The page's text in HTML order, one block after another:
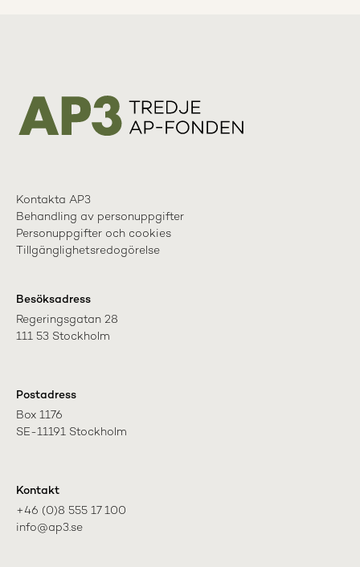
Kontakta AP3
Behandling av personuppgifter
Personuppgifter och cookies
Tillgänglighetsredogörelse
Besöksadress
Regeringsgatan 28
111 53 Stockholm
Postadress
Box 1176
SE-11191 Stockholm
Kontakt
+46 (0)8 555 17 100
info@ap3.se